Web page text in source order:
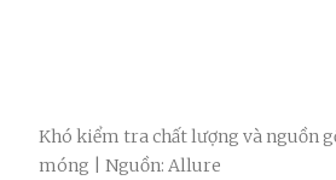
Khó kiểm tra chất lượng và nguồn
móng | Nguồn: Allure